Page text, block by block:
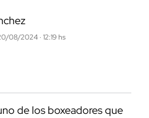
08/2024 · 12:19 hs
de los boxeadores que